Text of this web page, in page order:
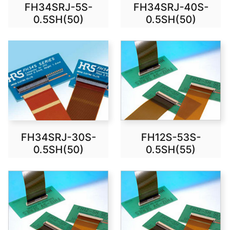
FH34SRJ-5S-
0.5SH(50)
FH34SRJ-40S-
0.5SH(50)
FH34SRJ-30S-
0.5SH(50)
FH12S-53S-
0.5SH(55)